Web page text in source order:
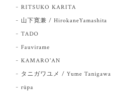
RITSUKO KARITA
山下寛兼 / HirokaneYamashita
TADO
Fauvirame
KAMARO'AN
タニガワユメ / Yume Tanigawa
rūpa